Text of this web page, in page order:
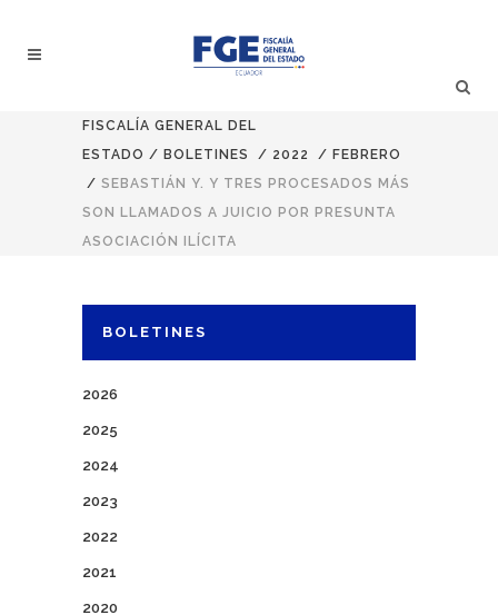
FISCALÍA GENERAL DEL
ESTADO / BOLETINES / 2022 / FEBRERO
/ SEBASTIÁN Y. Y TRES PROCESADOS MÁS
SON LLAMADOS A JUICIO POR PRESUNTA
ASOCIACIÓN ILÍCITA
BOLETINES
2026
2025
2024
2023
2022
2021
2020